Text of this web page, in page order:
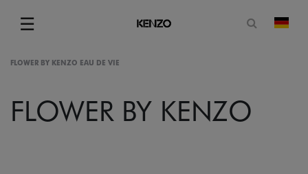
☰
Menu
FLOWER BY KENZO EAU DE VIE
FLOWER BY KENZO